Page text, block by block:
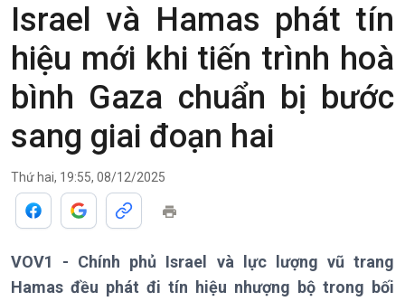
Israel và Hamas phát tín
hiệu mới khi tiến trình hoà
bình Gaza chuẩn bị bước
sang giai đoạn hai
Thứ hai, 19:55, 08/12/2025
VOV1 - Chính phủ Israel và lực lượng vũ trang
Hamas đều phát đi tín hiệu nhượng bộ trong bối